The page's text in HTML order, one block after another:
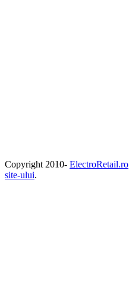
Copyright 2010- ElectroRetail.ro
site-ului.